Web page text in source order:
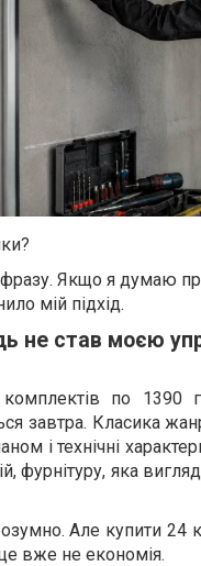
Якщо я думаю
мій підхід.
не став моєю
по 1390
завтра. Класика
і технічні
фурнітуру, яка
Але купити 24
вже не економія.